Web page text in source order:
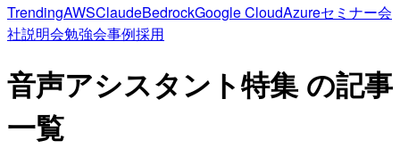
TrendingAWSClaudeBedrockGoogle CloudAzureセミナー会
社説明会勉強会事例採用
音声アシスタント特集 の記事
一覧